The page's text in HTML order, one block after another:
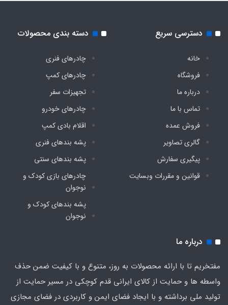
دسترسی سریع
خانه
فروشگاه
درباره ما
تماس با ما
فروش عمده
گالری تصاویر
پیگیری سفارش
قوانین و مقررات وبسایت
دسته بندی محصولات
چادرهای فنری
چادرهای کمپ
تجهیزات سفر
چادرهای خودرو
اقلام بادی کمپ
پشه‌ بندهای فنری
پشه‌ بندهای سنتی
چادرهای بازی کودک و
نوجوان
پشه‌ بندهای کودک و
نوجوان
درباره ما
مفتخریم تا با ارائه محصولات به روز، متنوع و با کیفیت ضمن حذف
واسطه ها و حمایت از کالای ایرانی قدم کوچکی در مسیر حمایت از
تولید ملی برداشته و با ایجاد فضای ایمن و کاربردی در فضای مجازی